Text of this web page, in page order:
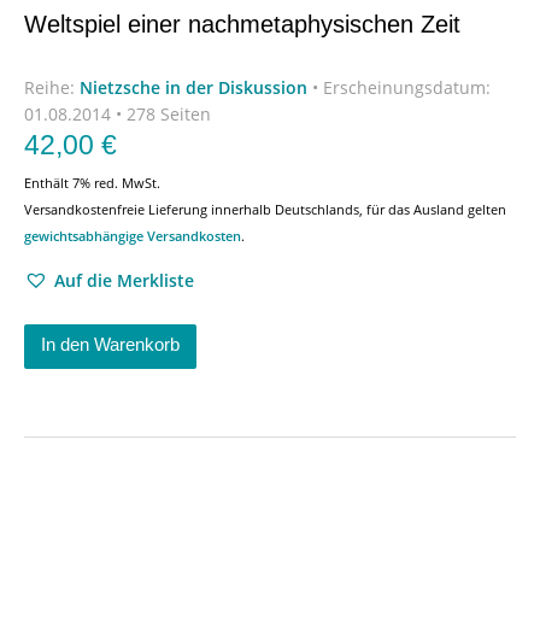
Weltspiel einer nachmetaphysischen Zeit
Reihe: Nietzsche in der Diskussion • Erscheinungsdatum:
01.08.2014 • 278 Seiten
42,00 €
Enthält 7% red. MwSt.
Versandkostenfreie Lieferung innerhalb Deutschlands, für das Ausland gelten
gewichtsabhängige Versandkosten.
Auf die Merkliste
In den Warenkorb